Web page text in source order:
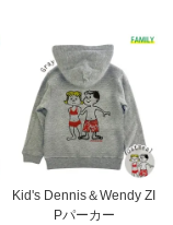
Kid's Dennis＆Wendy ZI
Pパーカー